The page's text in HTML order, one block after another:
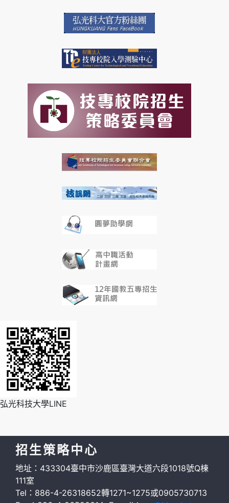
弘光科技大學LINE
招生策略中心
地址：433304臺中市沙鹿區臺灣大道六段1018號Q棟
111室
Tel：886-4-26318652轉1271~1275或0905730713